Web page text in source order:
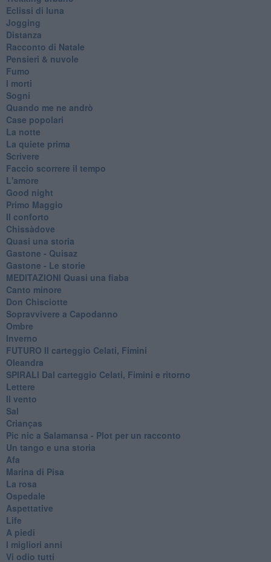
Eclissi di luna
Jogging
Distanza
Racconto di Natale
Pensieri & nuvole
Fumo
I morti
Sogni
Quando me ne andrò
Case popolari
La notte
La quiete prima
Scrivere
Faccio scorrere il tempo
L'amore
Good night
Primo Maggio
Il conforto
Chissàdove
Quasi una storia
Gastone - Quisaz
Gastone - Le storie
MEDITAZIONI Quasi una fiaba
Canto minore
Don Chisciotte
Sopravvivere a Capodanno
Ombre
Inverno
FUTURO Il carteggio Celati, Fimini
Oleandra
SPIRALI Dal carteggio Celati, Fimini e ritorno
Lettere
Il vento
Sal
Crianças
Pic nic a Salamansa - Plot per un racconto
Un tango e una storia
Afa
Marina di Pisa
La rosa
Ospedale
Aspettative
Life
A piedi
I migliori anni
Vi odio tutti